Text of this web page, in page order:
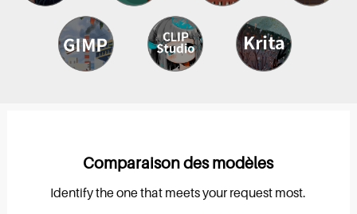
Comparaison des modèles
Identify the one that meets your request most.